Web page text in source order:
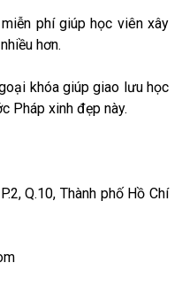
phí giúp học viên xây
hơn.
khóa giúp giao lưu học
Pháp xinh đẹp này.
Q.10, Thành phố Hồ Chí